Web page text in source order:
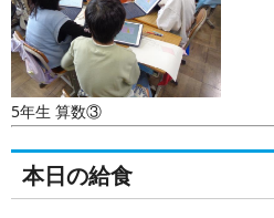
5年生 算数③
本日の給食